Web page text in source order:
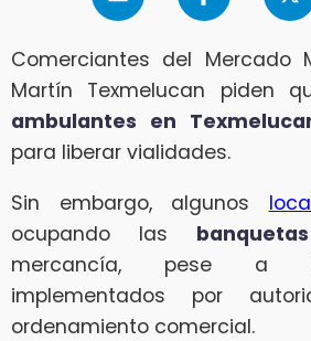
Comerciantes del Mercado
Martín Texmelucan piden
ambulantes en
para liberar vialidades.
Sin embargo, algunos
ocupando las
mercancía, pese a
implementados por
ordenamiento comercial.